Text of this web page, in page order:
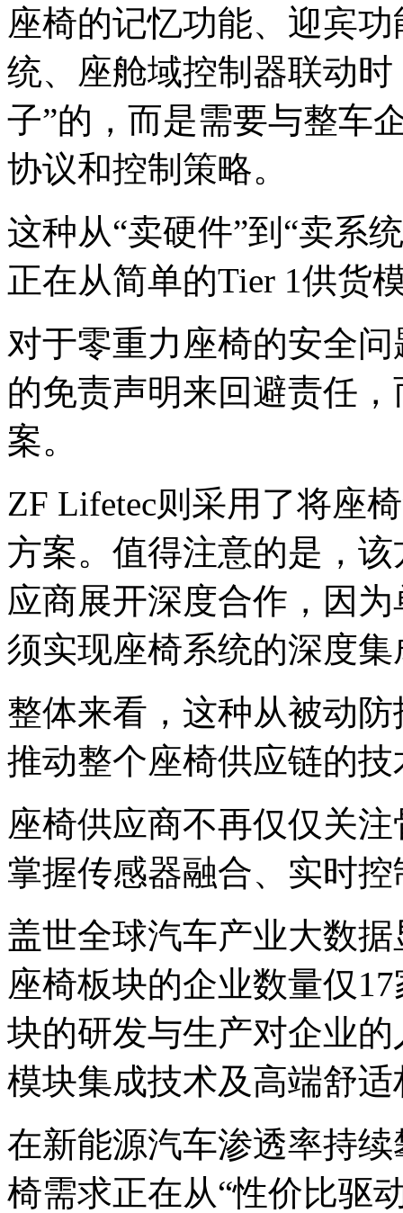
座椅的记忆功能、迎宾
统、座舱域控制器联动
子”的，而是需要与整车
协议和控制策略。
这种从“卖硬件”到“卖系
正在从简单的Tier 1供货
对于零重力座椅的安全
的免责声明来回避责任
案。
ZF Lifetec则采用了将座
方案。值得注意的是，
应商展开深度合作，因
须实现座椅系统的深度集
整体来看，这种从被动
推动整个座椅供应链的
座椅供应商不再仅仅关
掌握传感器融合、实时
盖世全球汽车产业大数
座椅板块的企业数量仅
块的研发与生产对企业
模块集成技术及高端舒
在新能源汽车渗透率持
椅需求正在从“性价比驱